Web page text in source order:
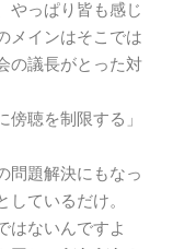
やっぱり皆も感じ
メインはそこでは
の議長がとった対
聴を制限する」
問題解決にもなっ
ているだけ。
はないんですよ